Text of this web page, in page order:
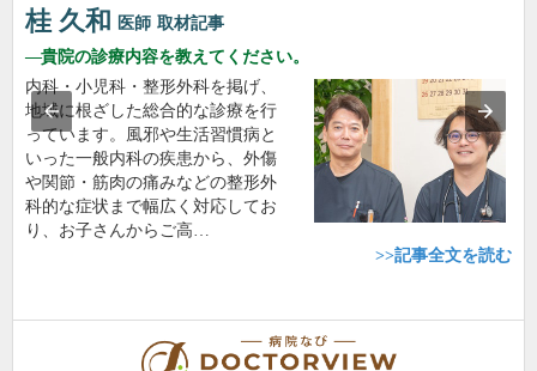
桂 久和 医師 取材記事
貴院の診療内容を教えてください。
内科・小児科・整形外科を掲げ、
地域に根ざした総合的な診療を行
っています。風邪や生活習慣病と
いった一般内科の疾患から、外傷
や関節・筋肉の痛みなどの整形外
科的な症状まで幅広く対応してお
り、お子さんからご高…
>>記事全文を読む